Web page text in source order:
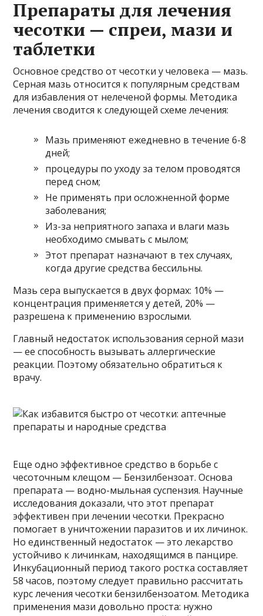
Препараты для лечения
чесотки — спреи, мази и
таблетки
Основное средство от чесотки у человека — мазь.
Серная мазь относится к популярным средствам
для избавления от нелеченой формы. Методика
лечения сводится к следующей схеме лечения:
Мазь применяют ежедневно в течение 6-8
дней;
процедуры по уходу за телом проводятся
перед сном;
Не применять при осложненной форме
заболевания;
Из-за неприятного запаха и влаги мазь
необходимо смывать с мылом;
Этот препарат назначают в тех случаях,
когда другие средства бессильны.
Мазь сера выпускается в двух формах: 10% —
концентрация применяется у детей, 20% —
разрешена к применению взрослыми.
Главный недостаток использования серной мази
— ее способность вызывать аллергические
реакции. Поэтому обязательно обратиться к
врачу.
Еще одно эффективное средство в борьбе с
чесоточным клещом — Бензилбензоат. Основа
препарата — водно-мыльная суспензия. Научные
исследования доказали, что этот препарат
эффективен при лечении чесотки. Прекрасно
помогает в уничтожении паразитов и их личинок.
Но единственный недостаток — это лекарство
устойчиво к личинкам, находящимся в панцире.
Инкубационный период такого ростка составляет
58 часов, поэтому следует правильно рассчитать
курс лечения чесотки бензилбензоатом. Методика
применения мази довольно проста: нужно